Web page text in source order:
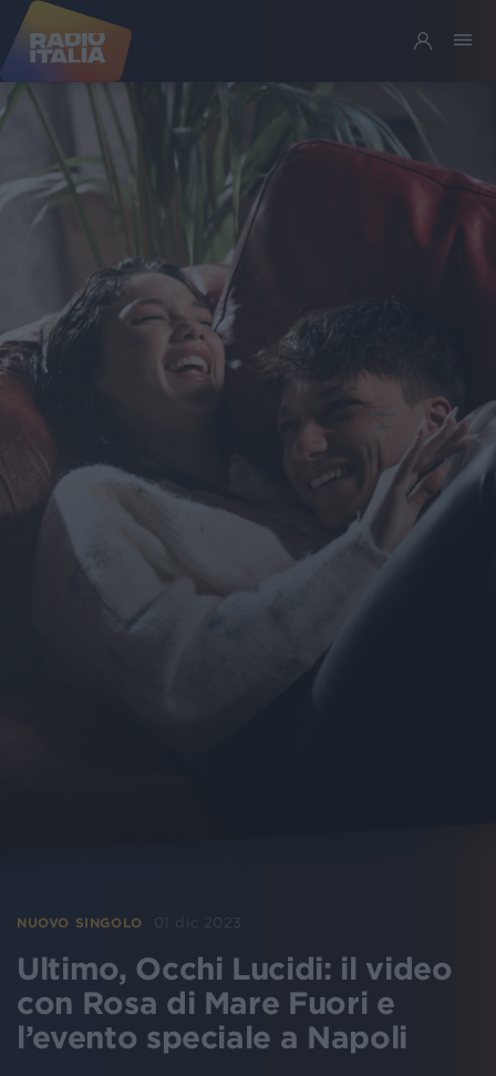
NUOVO SINGOLO 01 dic 2023
Ultimo, Occhi Lucidi: il video
con Rosa di Mare Fuori e
l’evento speciale a Napoli